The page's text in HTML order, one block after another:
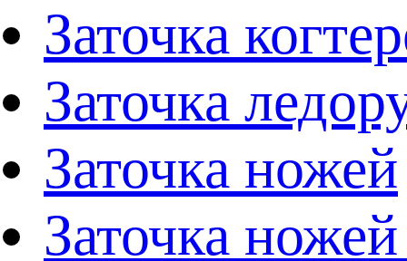
Заточка
Заточка
Заточка ножей
Заточка